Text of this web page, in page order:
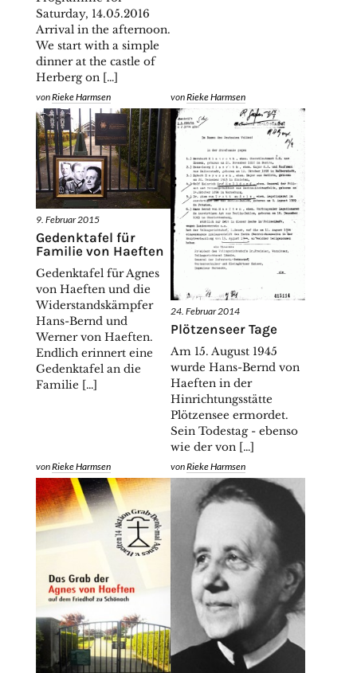
Saturday, 14.05.2016
Arrival in the afternoon.
We start with a simple
dinner at the castle of
Herberg on […]
vonRieke Harmsen vonRieke Harmsen
9. Februar 2015
Gedenktafel für
Familie von Haeften
Gedenktafel für Agnes
von Haeften und die
Widerstandskämpfer
Hans-Bernd und
Werner von Haeften.
Endlich erinnert eine
Gedenktafel an die
Familie […]
vonRieke Harmsen
24. Februar 2014
Plötzenseer Tage
Am 15. August 1945
wurde Hans-Bernd von
Haeften in der
Hinrichtungsstätte
Plötzensee ermordet.
Sein Todestag - ebenso
wie der von […]
vonRieke Harmsen